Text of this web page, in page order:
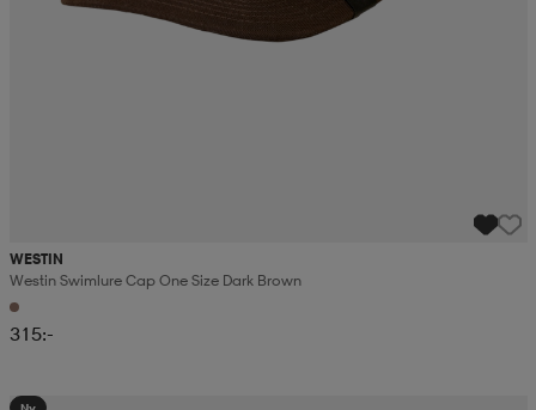
WESTIN
Westin Swimlure Cap One Size Dark Brown
315:-